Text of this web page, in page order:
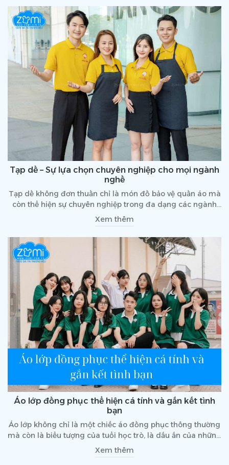
tính và thương hiệu của mình.
Tạp dề – Sự lựa chọn chuyên nghiệp cho mọi ngành
nghề
Tạp dề không đơn thuần chỉ là món đồ bảo vệ quần áo mà
còn thể hiện sự chuyên nghiệp trong đa dạng các ngành
nghề. Bao gồm từ nhân viên viên phục vụ, nhà hàng, đầu
bếp, thợ tóc cho tới những nhân viên trong ngành công
nghiệp. Sử dụng tạp dề mang lại rất nhiều lợi ích thiết thực,
cùng tìm hiểu chi tiết hơn trong bài viết dưới đây nhé!
Xem thêm
Áo lớp đồng phục thể hiện cá tính và gắn kết tình
bạn
Áo lớp không chỉ là một chiếc áo đồng phục thông thường
mà còn là biểu tượng của tuổi học trò, là dấu ấn của những
kỷ niệm đẹp và là sợi dây gắn kết tình bạn. Mỗi chiếc áo lớp
mang một phong cách riêng, thể hiện cá tính và tinh thần
Xem thêm